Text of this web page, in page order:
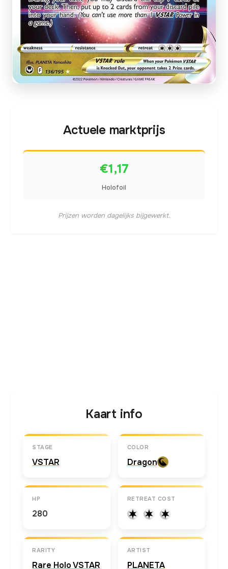
Actuele marktprijs
€1,17
Holofoil
Prijzen worden dagelijks bijgewerkt.
Kaart info
STAGE
VSTAR
COLOR
Dragon
HP
280
RETREAT COST
RARITY
Rare Holo VSTAR
ARTIST
PLANETA